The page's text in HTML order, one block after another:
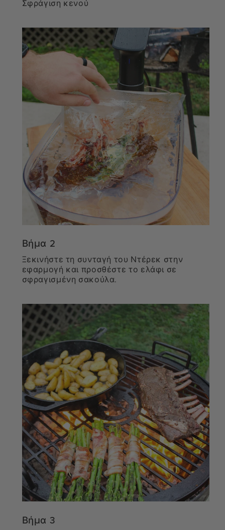
Σφράγιση κενού
Βήμα 2
Ξεκινήστε τη συνταγή του Ντέρεκ στην
εφαρμογή και προσθέστε το ελάφι σε
σφραγισμένη σακούλα.
Βήμα 3